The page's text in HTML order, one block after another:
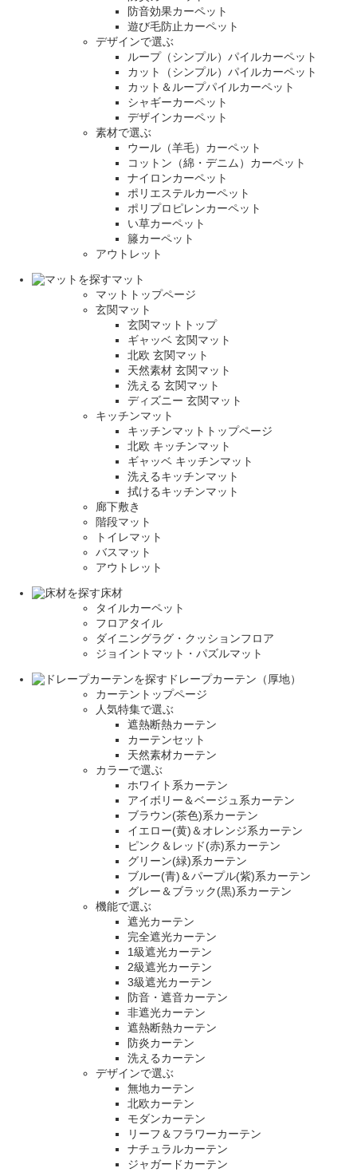
防音効果カーペット
遊び毛防止カーペット
デザインで選ぶ
ループ（シンプル）パイルカーペット
カット（シンプル）パイルカーペット
カット＆ループパイルカーペット
シャギーカーペット
デザインカーペット
素材で選ぶ
ウール（羊毛）カーペット
コットン（綿・デニム）カーペット
ナイロンカーペット
ポリエステルカーペット
ポリプロピレンカーペット
い草カーペット
籐カーペット
アウトレット
マット
マットトップページ
玄関マット
玄関マットトップ
ギャッベ 玄関マット
北欧 玄関マット
天然素材 玄関マット
洗える 玄関マット
ディズニー 玄関マット
キッチンマット
キッチンマットトップページ
北欧 キッチンマット
ギャッベ キッチンマット
洗えるキッチンマット
拭けるキッチンマット
廊下敷き
階段マット
トイレマット
バスマット
アウトレット
床材
タイルカーペット
フロアタイル
ダイニングラグ・クッションフロア
ジョイントマット・パズルマット
ドレープカーテン（厚地）
カーテントップページ
人気特集で選ぶ
遮熱断熱カーテン
カーテンセット
天然素材カーテン
カラーで選ぶ
ホワイト系カーテン
アイボリー＆ベージュ系カーテン
ブラウン(茶色)系カーテン
イエロー(黄)＆オレンジ系カーテン
ピンク＆レッド(赤)系カーテン
グリーン(緑)系カーテン
ブルー(青)＆パープル(紫)系カーテン
グレー＆ブラック(黒)系カーテン
機能で選ぶ
遮光カーテン
完全遮光カーテン
1級遮光カーテン
2級遮光カーテン
3級遮光カーテン
防音・遮音カーテン
非遮光カーテン
遮熱断熱カーテン
防炎カーテン
洗えるカーテン
デザインで選ぶ
無地カーテン
北欧カーテン
モダンカーテン
リーフ＆フラワーカーテン
ナチュラルカーテン
ジャガードカーテン